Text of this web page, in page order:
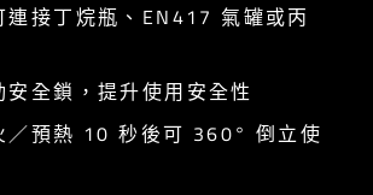
連接丁烷瓶、EN417 氣罐或丙
安全鎖，提升使用安全性
／預熱 10 秒後可 360° 倒立使